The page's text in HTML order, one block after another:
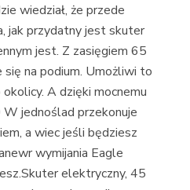
wiedział, że przede
jak przydatny jest skuter
jest. Z zasięgiem 65
na podium. Umożliwi to
A dzięki mocnemu
jednoślad przekonuje
a wiec jeśli będziesz
wymijania Eagle
elektryczny, 45